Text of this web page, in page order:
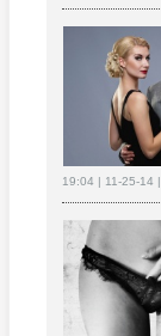
19:04 | 11-25-14 |